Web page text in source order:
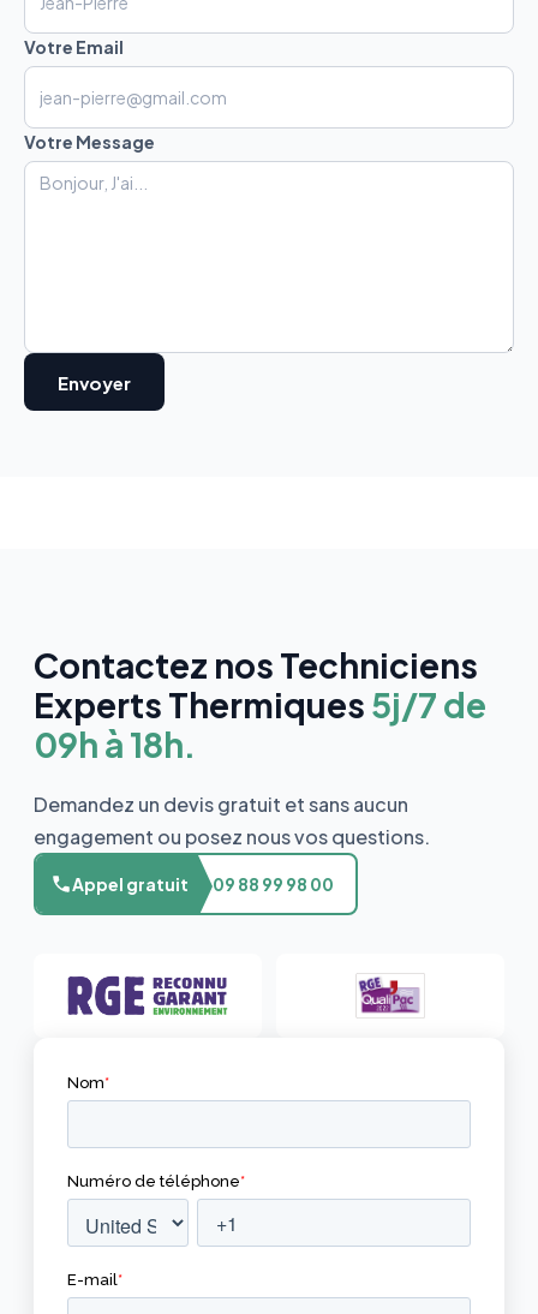
Votre Email
Votre Message
Contactez nos Techniciens
Experts Thermiques 5j/7 de
09h à 18h.
Demandez un devis gratuit et sans aucun
engagement ou posez nous vos questions.
Appel gratuit 09 88 99 98 00